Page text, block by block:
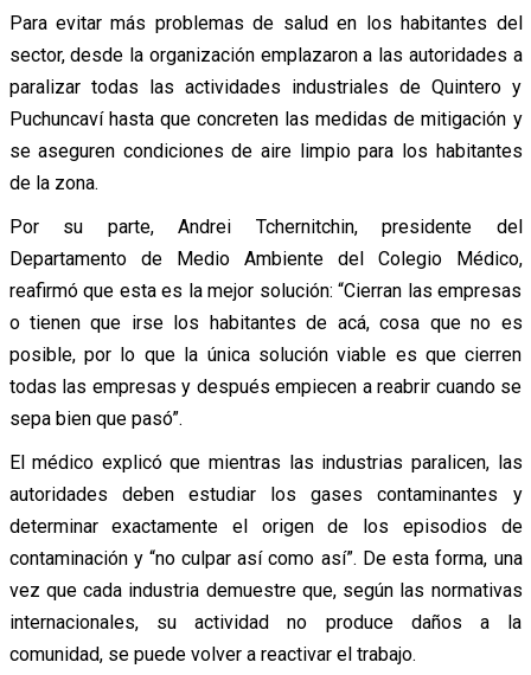
Para evitar más problemas de salud en los habitantes del
sector, desde la organización emplazaron a las autoridades a
paralizar todas las actividades industriales de Quintero y
Puchuncaví hasta que concreten las medidas de mitigación y
se aseguren condiciones de aire limpio para los habitantes
de la zona.
Por su parte, Andrei Tchernitchin, presidente del
Departamento de Medio Ambiente del Colegio Médico,
reafirmó que esta es la mejor solución: “Cierran las empresas
o tienen que irse los habitantes de acá, cosa que no es
posible, por lo que la única solución viable es que cierren
todas las empresas y después empiecen a reabrir cuando se
sepa bien que pasó”.
El médico explicó que mientras las industrias paralicen, las
autoridades deben estudiar los gases contaminantes y
determinar exactamente el origen de los episodios de
contaminación y “no culpar así como así”. De esta forma, una
vez que cada industria demuestre que, según las normativas
internacionales, su actividad no produce daños a la
comunidad, se puede volver a reactivar el trabajo.